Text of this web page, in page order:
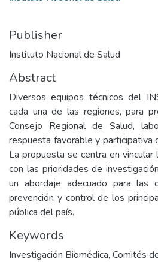
Publisher
Instituto Nacional de Salud
Abstract
Diversos equipos técnicos del
cada una de las regiones, para
Consejo Regional de Salud,
respuesta favorable y participativa
La propuesta se centra en vincular
con las prioridades de
un abordaje adecuado para las
prevención y control de los
pública del país.
Keywords
Investigación Biomédica, Comités